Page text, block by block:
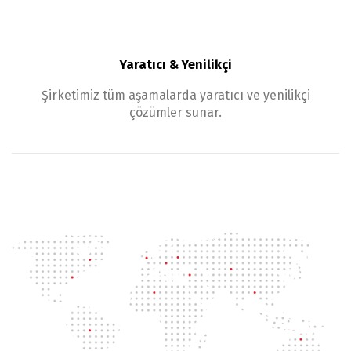
Yaratıcı & Yenilikçi
Şirketimiz tüm aşamalarda yaratıcı ve yenilikçi
çözümler sunar.